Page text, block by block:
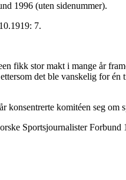
1996 (uten sidenummer).
7.
fikk stor makt i mange år
det ble vanskelig for én
konsentrerte komitéen seg om
Sportsjournalister Forbund